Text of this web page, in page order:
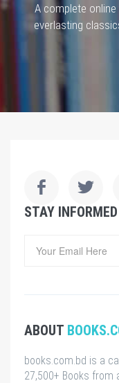
A complete
everlasting
STAY
ABOUT
books.com.bd is a
27,500+ Books